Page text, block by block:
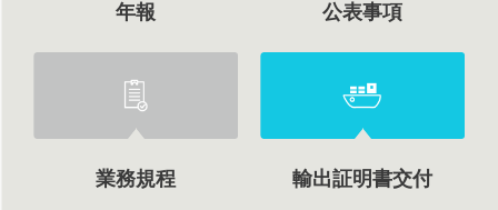
年報 公表事項
業務規程 輸出証明書交付